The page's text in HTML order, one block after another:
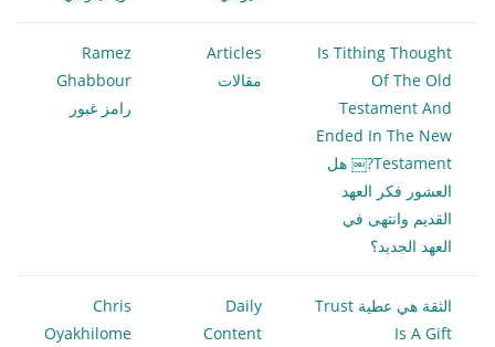
Is Tithing Thought
Of The Old
Testament And
Ended In The New
Testament?￼ هل
العشور فكر العهد
القديم وانتهى في
العهد الجديد؟
Articles
مقالات
Ramez
Ghabbour
رامز غبور
الثقة هي عطية Trust
Is A Gift
Daily
Content
Chris
Oyakhilome